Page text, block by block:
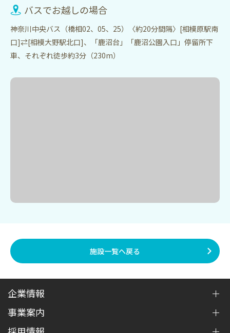
バスでお越しの場合
神奈川中央バス（橋相02、05、25）〈約20分間隔〉[相模原駅南
口]⇄[相模大野駅北口]、「鹿沼台」「鹿沼公園入口」停留所下
車、それぞれ徒歩約3分（230m）
施設一覧へ戻る
企業情報
ご挨拶
経営理念
事業案内